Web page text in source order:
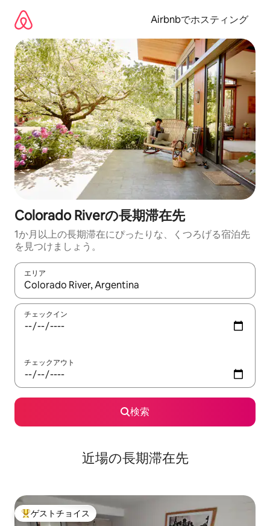
Airbnbでホスティング
Colorado Riverの長期滞在先
1か月以上の長期滞在にぴったりな、くつろげる宿泊先
を見つけましょう。
エリア
検索結果が表示されたら、上下の矢印キーを使って移動するか
チェックイン
チェックアウト
検索
近場の長期滞在先
大好評のゲストチョイスです。
ゲストチョイス